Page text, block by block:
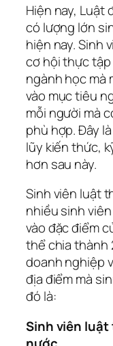
Hiện nay, Luật
có lượng lớn
hiện nay. Sinh
cơ hội thực
ngành học mà
vào mục tiêu
mỗi người mà
phù hợp. Đây
lũy kiến thức,
hơn sau này.
Sinh viên luật
nhiều sinh
vào đặc điểm
thể chia thành
doanh nghiệp
địa điểm mà
đó là:
Sinh viên